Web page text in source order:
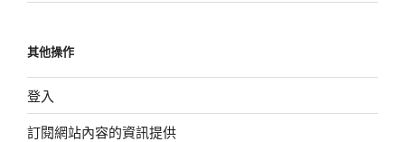
其他操作
登入
訂閱網站內容的資訊提供